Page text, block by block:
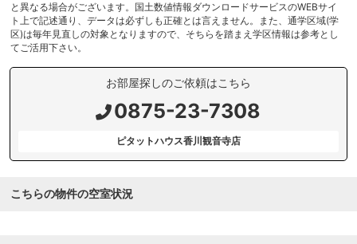
と異なる場合がございます。国土数値情報ダウンロードサービスのWEBサイ
ト上で記述通り、データは必ずしも正確とは言えません。また、通学区域(学
区)は毎年見直しの対象となりますので、そちらを踏まえ学区情報は参考とし
てご活用下さい。
お部屋探しのご依頼はこちら
0875-23-7308
ピタットハウス香川観音寺店
こちらの物件の空室状況